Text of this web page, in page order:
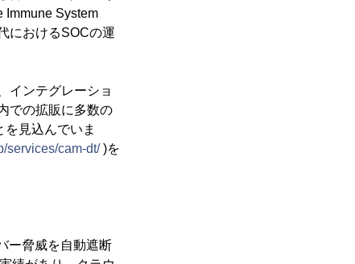
Immune System
におけるSOCの運
インテグレーショ
での拡販に多数の
見込んでいま
services/cam-dt/)を
ー脅威を自動遮断